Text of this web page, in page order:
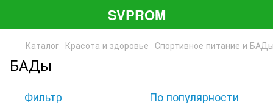
SVPROM
Каталог Красота и здоровье Спортивное питание и
БАДы
Фильтр По популярности